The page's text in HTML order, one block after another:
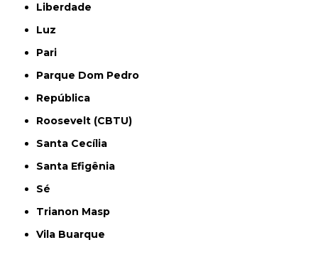
Liberdade
Luz
Pari
Parque Dom Pedro
República
Roosevelt (CBTU)
Santa Cecília
Santa Efigênia
Sé
Trianon Masp
Vila Buarque